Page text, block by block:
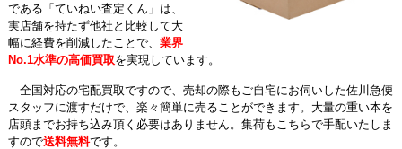
である「ていねい査定くん」は、
実店舗を持たず他社と比較して大
幅に経費を削減したことで、 業界
No.1水準の高価買取を実現しています。
全国対応の宅配買取ですので、売却の際もご自宅にお伺いした佐川急便
スタッフに渡すだけで、楽々簡単に売ることができます。大量の重い本を
店頭までお持ち込み頂く必要はありません。集荷もこちらで手配いたしま
すので送料無料です。